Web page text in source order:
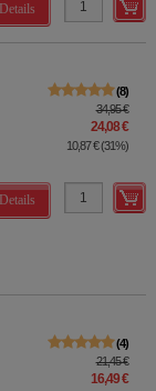
Details
8
34,95 €
24,08 €
10,87 €(31%)
Details
4
21,45 €
16,49 €